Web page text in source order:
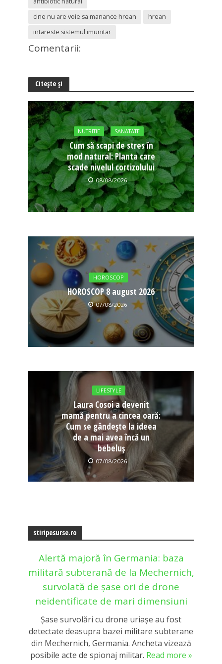
cine nu are voie sa manance hrean
hrean
intareste sistemul imunitar
Comentarii:
Citește și
NUTRITIE SANATATE
Cum să scapi de stres în
mod natural: Planta care
scade nivelul cortizolului
08/08/2026
HOROSCOP
HOROSCOP 8 august 2026
07/08/2026
LIFESTYLE
Laura Cosoi a devenit
mamă pentru a cincea oară:
Cum se gândește la ideea
de a mai avea încă un
bebeluș
07/08/2026
stiripesurse.ro
Alertă majoră în Germania: baza
militară subterană de la Mechernich,
survolată de șase ori de drone
neidentificate de mari dimensiuni
Şase survolări cu drone uriașe au fost
detectate deasupra bazei militare subterane
din Mechernich, Germania. Ancheta vizează
posibile acte de spionaj militar. Read more »